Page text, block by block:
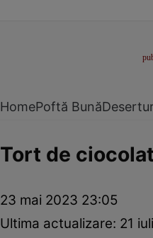
HomePoftă Bună
Tort de
23 mai 2023 23:05
Ultima actualizare: 21